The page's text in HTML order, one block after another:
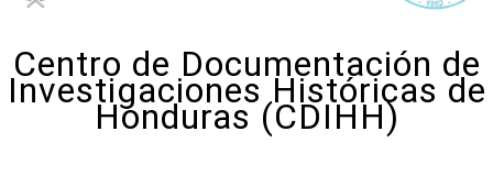
Centro de Documentación de
Investigaciones Históricas de
Honduras (CDIHH)